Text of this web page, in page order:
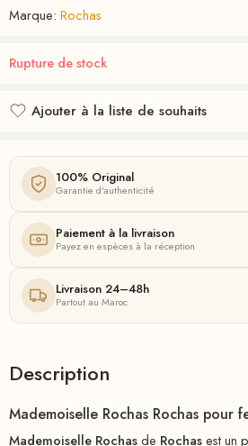
Marque: Rochas
Rupture de stock
Ajouter à la liste de souhaits
100% Original
Garantie d'authenticité
Paiement à la livraison
Payez en espèces à la réception
Livraison 24–48h
Partout au Maroc
Description
Mademoiselle Rochas Rochas pour
Mademoiselle Rochasde Rochasest un